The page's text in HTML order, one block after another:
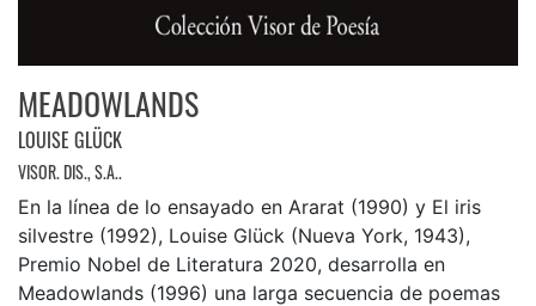
MEADOWLANDS
LOUISE GLÜCK
VISOR. DIS., S.A..
En la línea de lo ensayado en Ararat (1990) y El iris
silvestre (1992), Louise Glück (Nueva York, 1943),
Premio Nobel de Literatura 2020, desarrolla en
Meadowlands (1996) una larga secuencia de poemas